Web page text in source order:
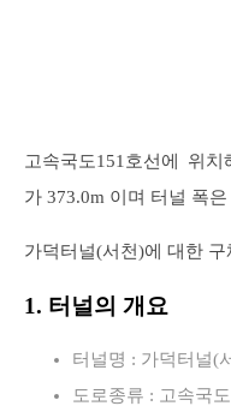
고속국도151호선에 위
가 373.0m 이며 터널 폭
가덕터널(서천)에 대한
1. 터널의 개요
터널명 : 가덕터널(
도로종류 : 고속국도